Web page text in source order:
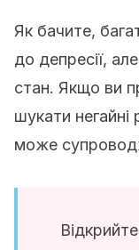
Як бачите,
до депресії,
стан. Якщо ви
шукати негайні
може